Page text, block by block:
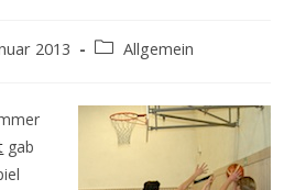
2013
Beitrags-
Allgemein
gab